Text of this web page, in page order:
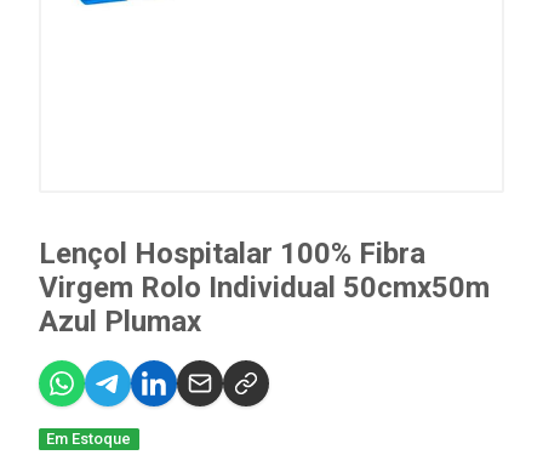
Lençol Hospitalar 100% Fibra
Virgem Rolo Individual 50cmx50m
Azul Plumax
Em Estoque